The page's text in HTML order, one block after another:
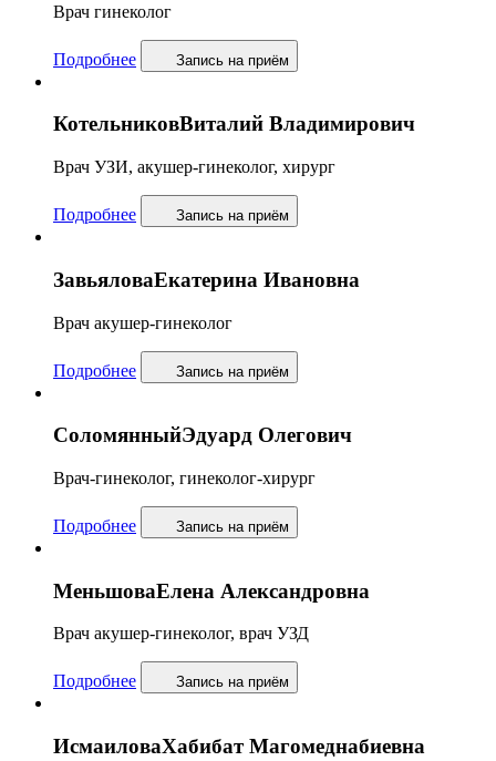
Врач гинеколог
Подробнее Запись на приём
КотельниковВиталий Владимирович
Врач УЗИ, акушер-гинеколог, хирург
Подробнее Запись на приём
ЗавьяловаЕкатерина Ивановна
Врач акушер-гинеколог
Подробнее Запись на приём
СоломянныйЭдуард Олегович
Врач-гинеколог, гинеколог-хирург
Подробнее Запись на приём
МеньшоваЕлена Александровна
Врач акушер-гинеколог, врач УЗД
Подробнее Запись на приём
ИсмаиловаХабибат Магомеднабиевна